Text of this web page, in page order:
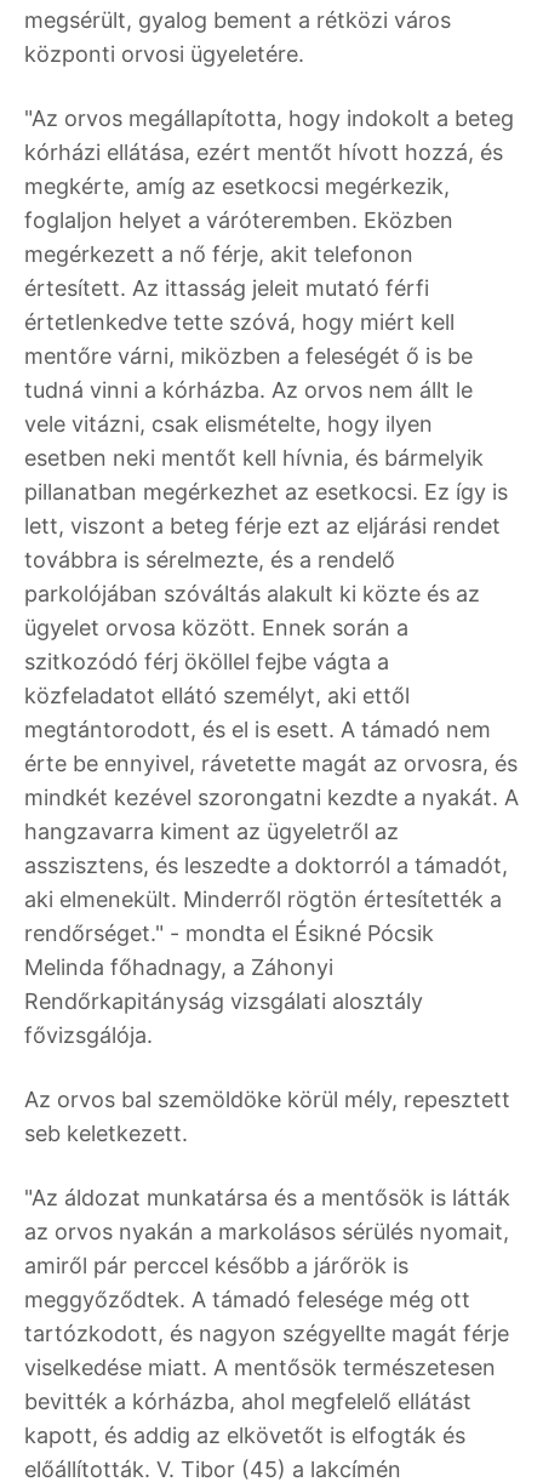
megsérült, gyalog bement a rétközi város
központi orvosi ügyeletére.
"Az orvos megállapította, hogy indokolt a beteg
kórházi ellátása, ezért mentőt hívott hozzá, és
megkérte, amíg az esetkocsi megérkezik,
foglaljon helyet a váróteremben. Eközben
megérkezett a nő férje, akit telefonon
értesített. Az ittasság jeleit mutató férfi
értetlenkedve tette szóvá, hogy miért kell
mentőre várni, miközben a feleségét ő is be
tudná vinni a kórházba. Az orvos nem állt le
vele vitázni, csak elismételte, hogy ilyen
esetben neki mentőt kell hívnia, és bármelyik
pillanatban megérkezhet az esetkocsi. Ez így is
lett, viszont a beteg férje ezt az eljárási rendet
továbbra is sérelmezte, és a rendelő
parkolójában szóváltás alakult ki közte és az
ügyelet orvosa között. Ennek során a
szitkozódó férj ököllel fejbe vágta a
közfeladatot ellátó személyt, aki ettől
megtántorodott, és el is esett. A támadó nem
érte be ennyivel, rávetette magát az orvosra, és
mindkét kezével szorongatni kezdte a nyakát. A
hangzavarra kiment az ügyeletről az
asszisztens, és leszedte a doktorról a támadót,
aki elmenekült. Minderről rögtön értesítették a
rendőrséget." - mondta el Ésikné Pócsik
Melinda főhadnagy, a Záhonyi
Rendőrkapitányság vizsgálati alosztály
fővizsgálója.
Az orvos bal szemöldöke körül mély, repesztett
seb keletkezett.
"Az áldozat munkatársa és a mentősök is látták
az orvos nyakán a markolásos sérülés nyomait,
amiről pár perccel később a járőrök is
meggyőződtek. A támadó felesége még ott
tartózkodott, és nagyon szégyellte magát férje
viselkedése miatt. A mentősök természetesen
bevitték a kórházba, ahol megfelelő ellátást
kapott, és addig az elkövetőt is elfogták és
előállították. V. Tibor (45) a lakcímén